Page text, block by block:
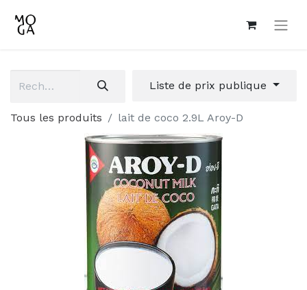
Liste de prix publique
Tous les produits lait de coco 2.9L Aroy-D